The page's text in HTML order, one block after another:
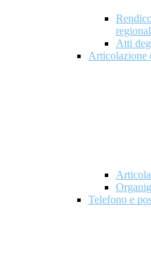
Atti
Articolazione
Telefono e